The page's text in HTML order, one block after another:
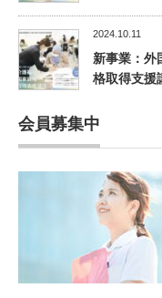
2024.10.11
新事業：外
格取得支援
会員募集中